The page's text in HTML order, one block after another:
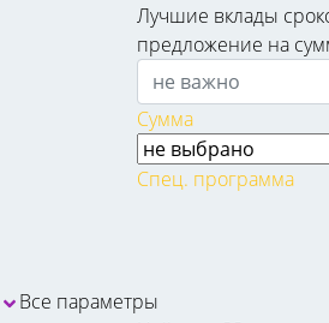
Лучшие вклады
предложение на
Сумма
Спец. программа
Все параметры